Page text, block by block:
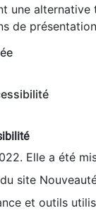
une alternative
de
Elle a été
site
et outils